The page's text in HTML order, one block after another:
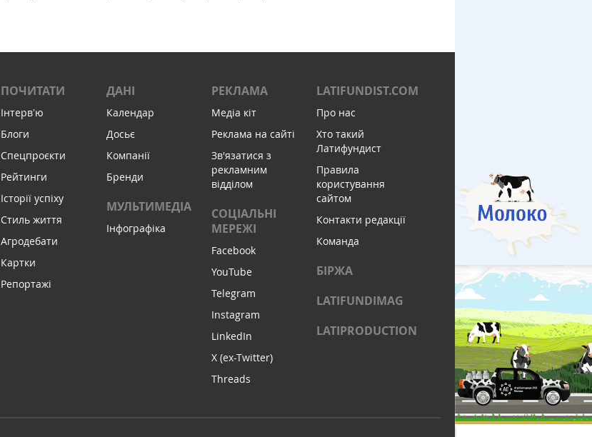
ПОЧИТАТИ
Інтервʼю
Блоги
Спецпроєкти
Рейтинги
Історії успіху
Стиль життя
Агродебати
Картки
Репортажі
ДАНІ
Календар
Досьє
Компанії
Бренди
МУЛЬТИМЕДІА
Інфографіка
РЕКЛАМА
Медіа кіт
Реклама на сайті
Зв'язатися з
рекламним
відділом
СОЦІАЛЬНІ
МЕРЕЖІ
Facebook
YouTube
Telegram
Instagram
LinkedIn
X (ex-Twitter)
Threads
LATIFUNDIST.COM
Про нас
Хто такий
Латифундист
Правила
користування
сайтом
Контакти редакції
Команда
БІРЖА
LATIFUNDIMAG
LATIPRODUCTION